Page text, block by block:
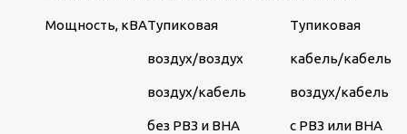
Мощность, кВАТупиковая Тупиковая
воздух/воздух
воздух/кабель
без РВЗ и ВНА
кабель/кабель
воздух/кабель
с РВЗ или ВНА